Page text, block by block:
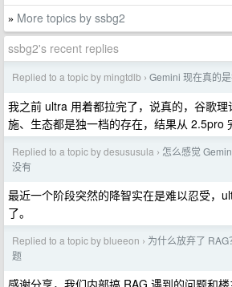
» More topics by ssbg2
ssbg2's recent replies
Replied to a topic by mingtdlb › Gemini 现在真的
我之前 ultra 用着都拉完了，说真的，谷歌
施、生态都是独一档的存在，结果从 2.5pro
Replied to a topic by desususula › 怎么感觉
没有
最近一个阶段突然的降智实在是难以忍受，
了。
Replied to a topic by blueeon › 为什么放弃了
题
感谢分享，我们内部搞 RAG 遇到的问题和